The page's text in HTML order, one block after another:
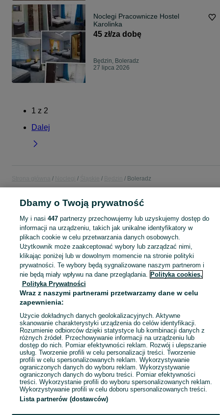
Noclegi Pracownicze Hostel
Karolinka
45 zł/za dobę
Będzin, Boleradz
27 lipca 2026
1 z 2
Dalej
Boleradz
NOCLEGI
KATEGORIA
Zasłużony urlop spędzaj na przyjemnościach! Znajdź idealne miejsce na wypoczynek w kategorii Noclegi na OLX - Będzin i okolice! Zobacz
Mapa kategorii
Mapa miejscowości
Mapa ministron
Popularne wyszukiwania
Dbamy o Twoją prywatność
My i nasi 447partnerzy przechowujemy lub uzyskujemy dostęp do
informacji na urządzeniu, takich jak unikalne identyfikatory w
plikach cookie w celu przetwarzania danych osobowych.
Użytkownik może zaakceptować wybory lub zarządzać nimi,
klikając poniżej lub w dowolnym momencie na stronie polityki
prywatności. Te wybory będą sygnalizowane naszym partnerom i
nie będą miały wpływu na dane przeglądania. Polityka cookies,
Polityka Prywatności
Wraz z naszymi partnerami przetwarzamy dane w celu
zapewnienia:
Użycie dokładnych danych geolokalizacyjnych. Aktywne
skanowanie charakterystyki urządzenia do celów identyfikacji.
Rozumienie odbiorców dzięki statystyce lub kombinacji danych z
różnych źródeł. Przechowywanie informacji na urządzeniu lub
dostęp do nich. Pomiar efektywności reklam. Rozwój i ulepszanie
usług. Tworzenie profili w celu personalizacji treści. Tworzenie
profili w celu spersonalizowanych reklam. Wykorzystywanie
ograniczonych danych do wyboru reklam. Wykorzystywanie
ograniczonych danych do wyboru treści. Pomiar efektywności
treści. Wykorzystanie profili do wyboru spersonalizowanych reklam.
Wykorzystywanie profili w celu doboru spersonalizowanych treści.
Lista partnerów (dostawców)